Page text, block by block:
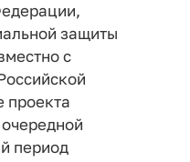
защиты
с
проекта
период